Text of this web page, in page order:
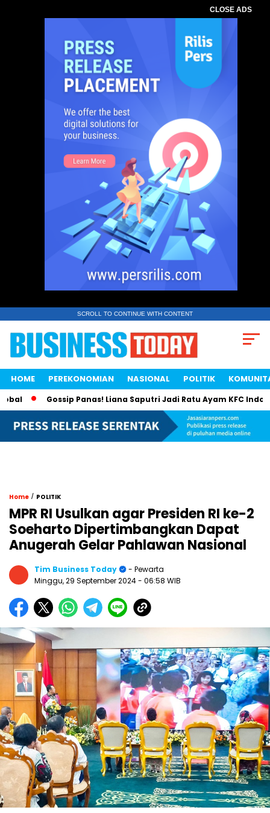
CLOSE ADS
SCROLL TO CONTINUE WITH CONTENT
HOME PEREKONOMIAN NASIONAL POLITIK
Gossip Panas! Liana Saputri Jadi Ratu Ayam KFC Indonesia?
Home / POLITIK
MPR RI Usulkan agar Presiden RI ke-2
Soeharto Dipertimbangkan Dapat
Anugerah Gelar Pahlawan Nasional
Tim Business Today
- Pewarta
Minggu, 29 September 2024- 06:58 WIB